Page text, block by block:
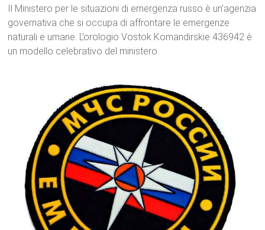
Il Ministero per le situazioni di emergenza russo è un’agenzia
governativa che si occupa di affrontare le emergenze
naturali e umane. L’orologio Vostok Komandirskie 436942 è
un modello celebrativo del ministero.